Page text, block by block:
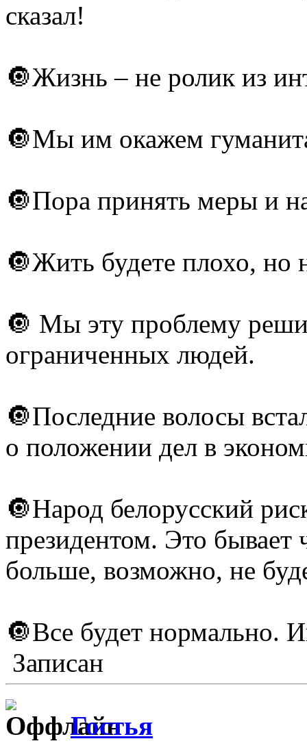
сказал!
🔘Жизнь – не ролик из
🔘Мы им окажем
🔘Пора принять меры и
🔘Жить будете плохо, но
🔘 Мы эту проблему
ограниченных людей.
🔘Последние волосы
о положении дел в
🔘Народ белорусский
президентом. Это бывает
больше, возможно, не
🔘Все будет нормально.
Записан
Гостья